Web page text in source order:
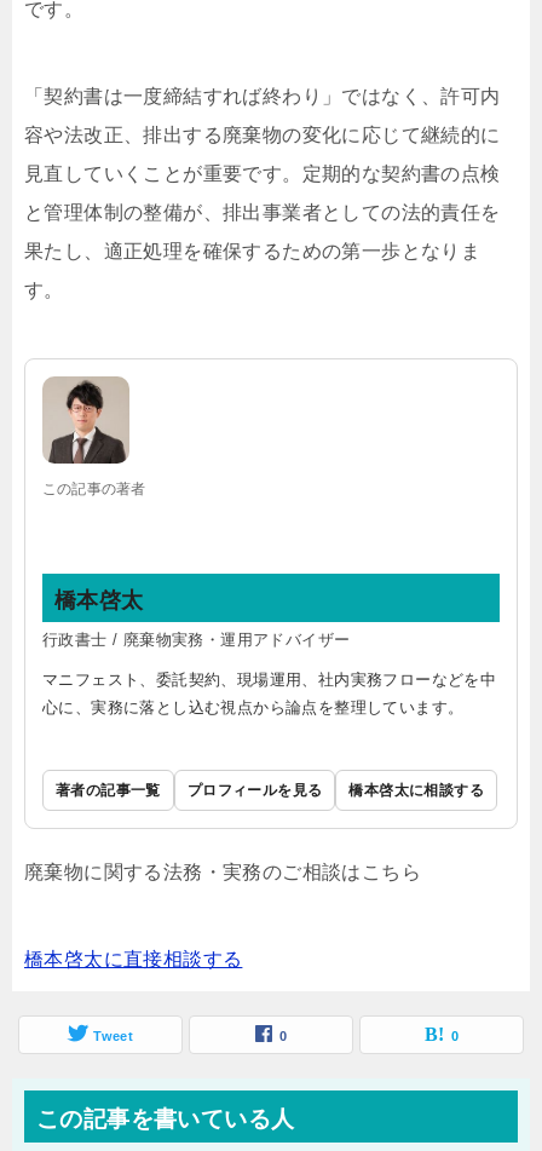
です。
「契約書は一度締結すれば終わり」ではなく、許可内
容や法改正、排出する廃棄物の変化に応じて継続的に
見直していくことが重要です。定期的な契約書の点検
と管理体制の整備が、排出事業者としての法的責任を
果たし、適正処理を確保するための第一歩となりま
す。
この記事の著者
橋本啓太
行政書士 / 廃棄物実務・運用アドバイザー
マニフェスト、委託契約、現場運用、社内実務フローなどを中
心に、実務に落とし込む視点から論点を整理しています。
著者の記事一覧 プロフィールを見る 橋本啓太に相談する
廃棄物に関する法務・実務のご相談はこちら
橋本啓太に直接相談する
Tweet 0 0
この記事を書いている人